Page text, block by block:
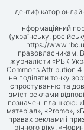
Ідентифікатор
Інформаційний
(українську,
https://
правовласникам.
журналісти «РБК-
Commons Attribution
не поділяти точку
спростуванню та
зміст реклами
позначені плашкою:
матеріал», «Promo»,
правах реклами і
річного віку.